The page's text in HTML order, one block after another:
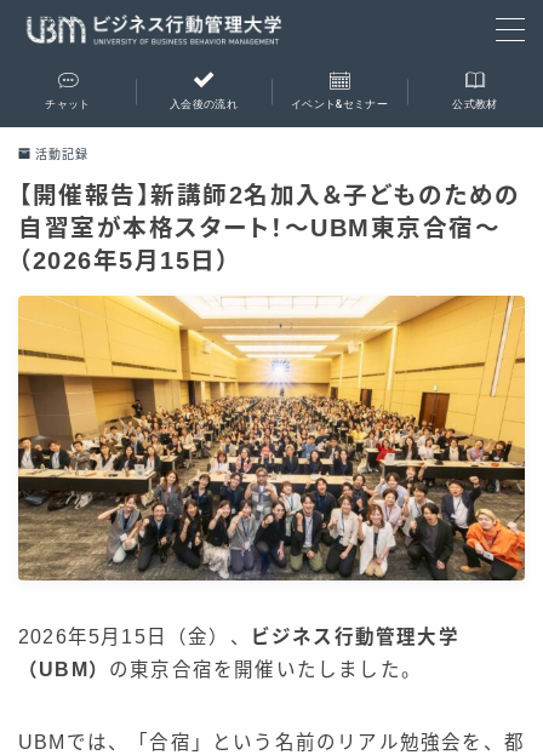
会員専用チャットルーム
入会後の流れ
イベント＆セミナー
支部会
成果報告会
事業相談会
セミナー
公式教材
お問い合わせ
サービス一覧
チャット 入会後の流れ イベント&セミナー 公式教材
活動記録
【開催報告】新講師2名加入＆子どものための
自習室が本格スタート！～UBM東京合宿～
（2026年5月15日）
2026年5月15日（金）、
ビジネス行動管理大学
（UBM） の東京合宿を開催いたしました。
UBMでは、「合宿」という名前のリアル勉強会を、都